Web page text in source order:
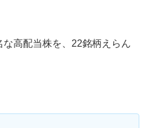
高配当株を、22銘柄えらん